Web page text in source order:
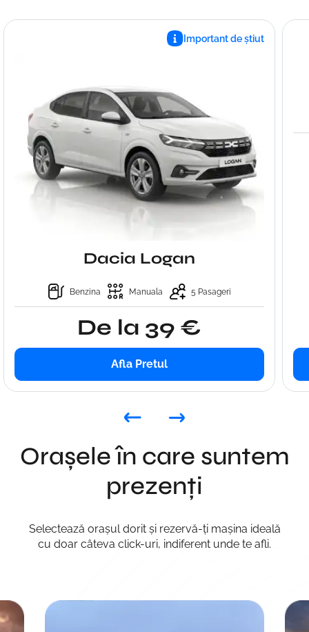
Important de știut
Dacia Logan
Benzina Manuala 5 Pasageri
De la 39 €
Afla Pretul
Orașele în care suntem
prezenți
Selectează orașul dorit și rezervă-ți mașina ideală
cu doar câteva click-uri, indiferent unde te afli.